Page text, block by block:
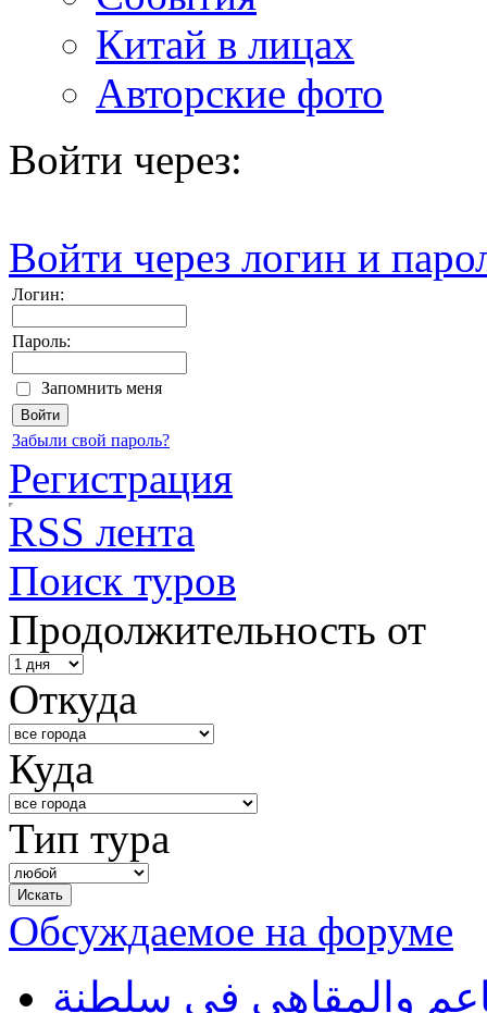
Китай в лицах
Авторские фото
Войти через:
Войти через логин и
Логин:
Пароль:
Запомнить меня
Забыли свой пароль?
Регистрация
RSS лента
Поиск туров
Продолжительность от
Откуда
Куда
Тип тура
Обсуждаемое на форуме
والمقاهي في سلطنة